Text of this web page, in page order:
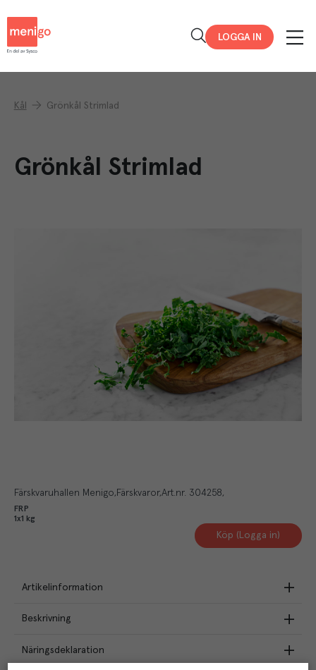
LOGGA IN
Kål Grönkål Strimlad
Grönkål Strimlad
Färskvaruhallen Menigo Färskvaror Art.nr. 304258
FRP
1x1 kg
Köp (Logga in)
Artikelinformation
Beskrivning
Näringsdeklaration